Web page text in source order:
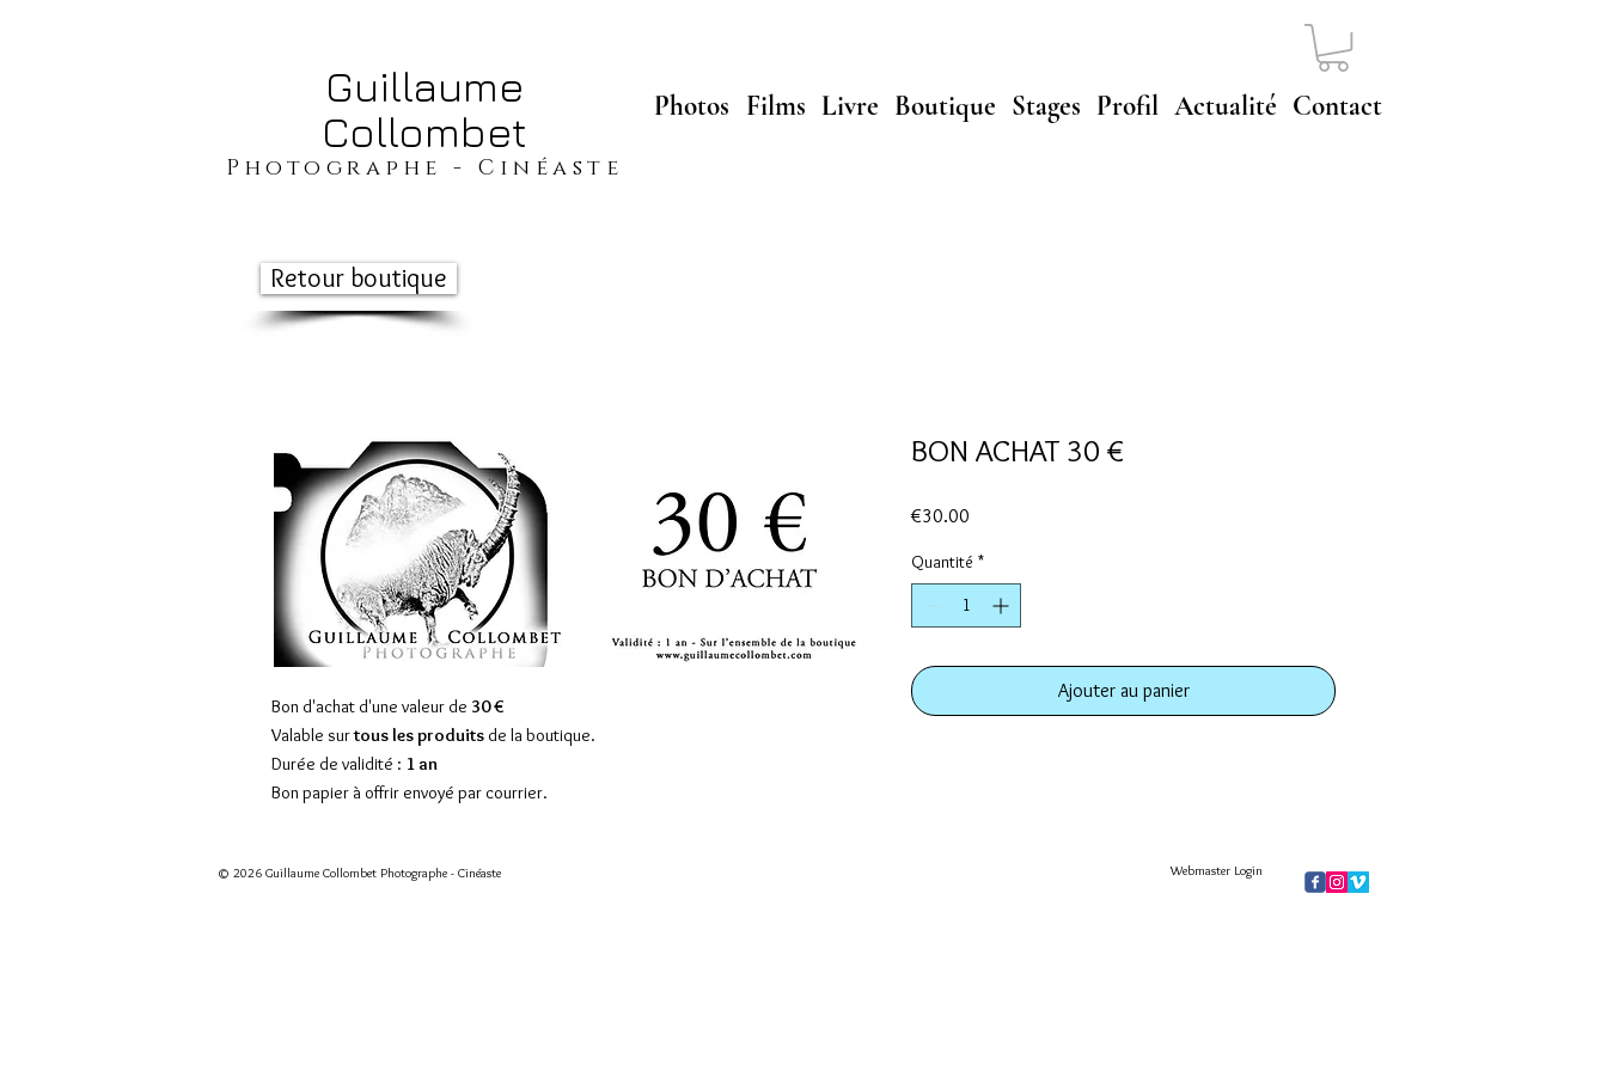
​​​​​​​Guillaume
Collombet
​​​Photographe - Cinéaste
Photos Films Livre Boutique Stages Profil Actualité Contact
Bon d'achat d'une valeur de 30 €
Valable surtous les produits de la boutique.
Durée de validité : 1 an
Bon papier à offrir envoyé par courrier.
BON ACHAT 30 €
€30.00
Quantité *
Ajouter au panier
Retour boutique
© 2026 Guillaume Collombet Photographe - Cinéaste Webmaster Login